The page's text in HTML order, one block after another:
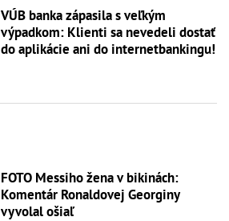
VÚB banka zápasila s veľkým
výpadkom: Klienti sa nevedeli dostať
do aplikácie ani do internetbankingu!
FOTO Messiho žena v bikinách:
Komentár Ronaldovej Georginy
vyvolal ošiaľ